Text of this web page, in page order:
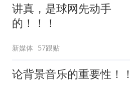
讲真，是球网先动手
的！！！
新媒体 57跟贴
论背景音乐的重要性！！